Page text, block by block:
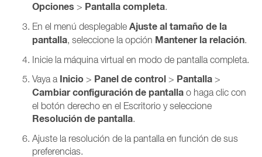
Opciones > Pantalla completa.
En el menú desplegable Ajuste al tamaño de la
pantalla, seleccione la opción Mantener la relación.
Inicie la máquina virtual en modo de pantalla completa.
Vaya a Inicio > Panel de control > Pantalla >
Cambiar configuración de pantalla o haga clic con
el botón derecho en el Escritorio y seleccione
Resolución de pantalla.
Ajuste la resolución de la pantalla en función de sus
preferencias.